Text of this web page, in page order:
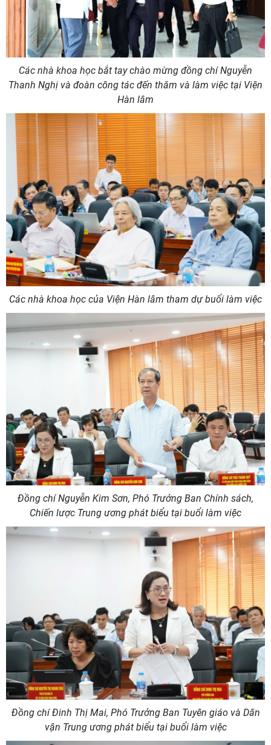
Các nhà khoa học bắt tay chào mừng đồng chí Nguyễn
Thanh Nghị và đoàn công tác đến thăm và làm việc tại Viện
Hàn lâm
Các nhà khoa học của Viện Hàn lâm tham dự buổi làm việc
Đồng chí Nguyễn Kim Sơn, Phó Trưởng Ban Chính sách,
Chiến lược Trung ương phát biểu tại buổi làm việc
Đồng chí Đinh Thị Mai, Phó Trưởng Ban Tuyên giáo và Dân
vận Trung ương phát biểu tại buổi làm việc